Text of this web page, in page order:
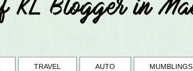
TRAVEL AUTO MUMBLINGS